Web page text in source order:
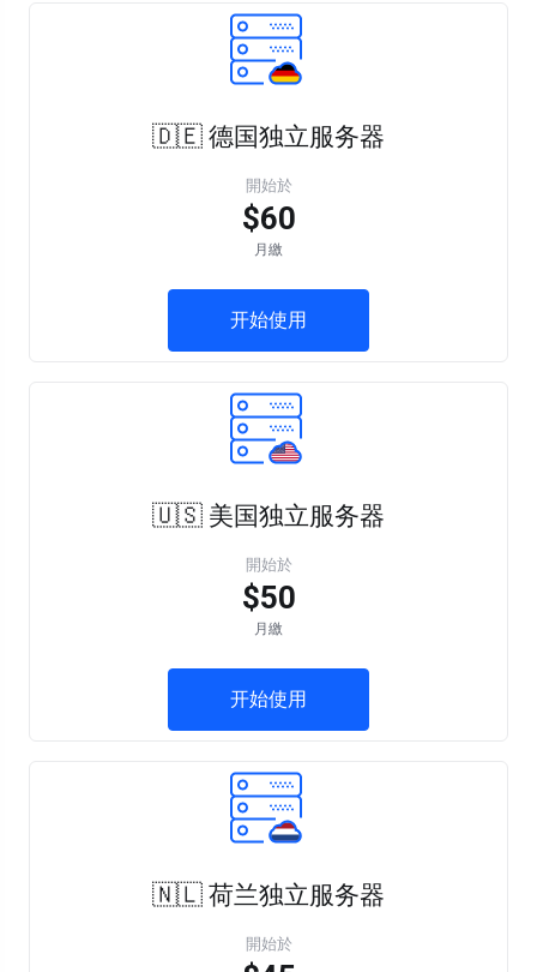
🇩🇪 德国独立服务器
開始於
$60
月繳
开始使用
🇺🇸 美国独立服务器
開始於
$50
月繳
开始使用
🇳🇱 荷兰独立服务器
開始於